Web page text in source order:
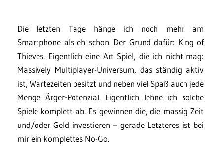
Die letzten Tage hänge ich noch mehr am
Smartphone als eh schon. Der Grund dafür: King of
Thieves. Eigentlich eine Art Spiel, die ich nicht mag:
Massively Multiplayer-Universum, das ständig aktiv
ist, Wartezeiten besitzt und neben viel Spaß auch jede
Menge Ärger-Potenzial. Eigentlich lehne ich solche
Spiele komplett ab. Es gewinnen die, die massig Zeit
und/oder Geld investieren – gerade Letzteres ist bei
mir ein komplettes No-Go.